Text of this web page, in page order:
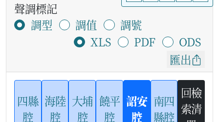
聲調標記
調型
調值
調號
XLS
PDF
ODS
匯出
四縣
腔
海陸
腔
大埔
腔
饒平
腔
詔安
腔
南四
縣腔
回檢
索清